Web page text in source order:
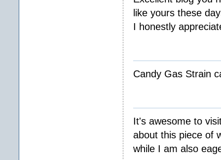
like yours these
I honestly
Candy Gas Strain
It's awesome to
about this piece of
while I am also